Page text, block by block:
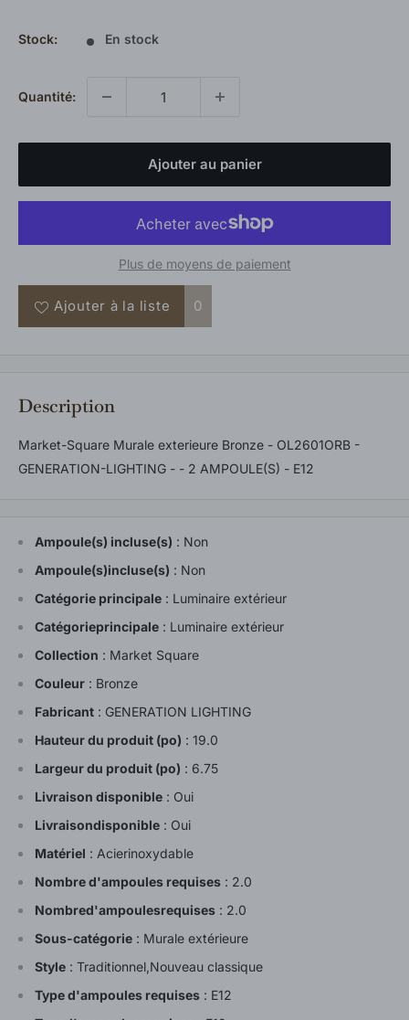
Stock: En stock
Quantité:
Ajouter au panier
Plus de moyens de paiement
Ajouter à la liste 0
Description
Market-Square Murale exterieure Bronze - OL2601ORB -
GENERATION-LIGHTING - - 2 AMPOULE(S) - E12
Ampoule(s) incluse(s) : Non
Ampoule(s)incluse(s) : Non
Catégorie principale : Luminaire extérieur
Catégorieprincipale : Luminaire extérieur
Collection : Market Square
Couleur : Bronze
Fabricant : GENERATION LIGHTING
Hauteur du produit (po) : 19.0
Largeur du produit (po) : 6.75
Livraison disponible : Oui
Livraisondisponible : Oui
Matériel : Acierinoxydable
Nombre d'ampoules requises : 2.0
Nombred'ampoulesrequises : 2.0
Sous-catégorie : Murale extérieure
Style : Traditionnel,Nouveau classique
Type d'ampoules requises : E12